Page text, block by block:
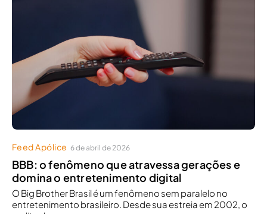
Feed Apólice 6 de abril de 2026
BBB: o fenômeno que atravessa gerações e
domina o entretenimento digital
O Big Brother Brasil é um fenômeno sem paralelo no
entretenimento brasileiro. Desde sua estreia em 2002, o